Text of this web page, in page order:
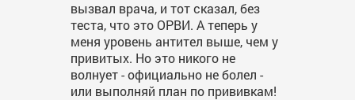
вызвал врача, и тот сказал, без
теста, что это ОРВИ. А теперь у
меня уровень антител выше, чем у
привитых. Но это никого не
волнует - официально не болел -
или выполняй план по прививкам!